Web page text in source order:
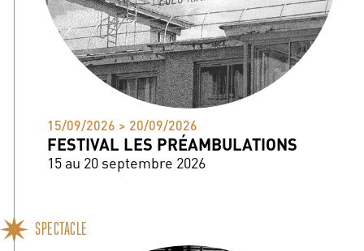
15/09/2026 > 20/09/2026
FESTIVAL LES PRÉAMBULATIONS
15 au 20 septembre 2026
SPECTACLE